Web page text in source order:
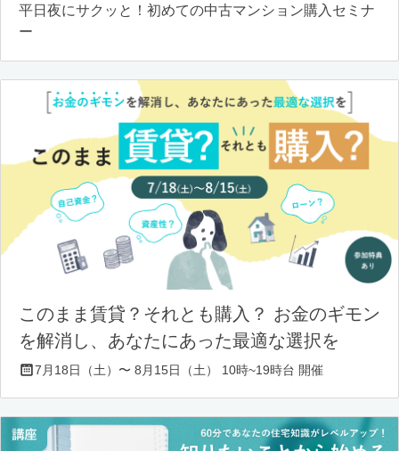
平日夜にサクッと！初めての中古マンション購入セミナ
ー
このまま賃貸？それとも購入？ お金のギモン
を解消し、あなたにあった最適な選択を
7月18日（土）〜 8月15日（土） 10時~19時台 開催